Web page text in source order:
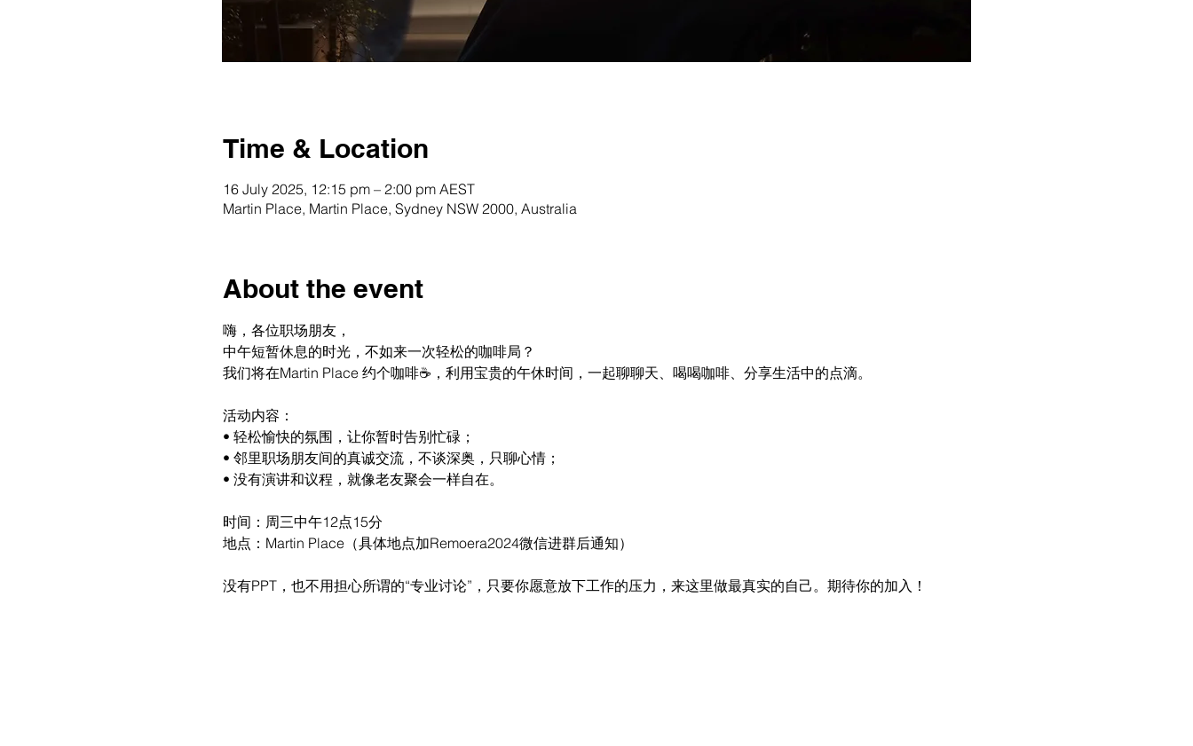
Time & Location
16 July 2025, 12:15 pm – 2:00 pm AEST
Martin Place, Martin Place, Sydney NSW 2000, Australia
About the event
嗨，各位职场朋友，
中午短暂休息的时光，不如来一次轻松的咖啡局？
我们将在Martin Place 约个咖啡☕️，利用宝贵的午休时间，一起聊聊天、喝喝咖啡、分享生活中的点滴。
活动内容：
• 轻松愉快的氛围，让你暂时告别忙碌；
• 邻里职场朋友间的真诚交流，不谈深奥，只聊心情；
• 没有演讲和议程，就像老友聚会一样自在。
时间：周三中午12点15分
地点：Martin Place（具体地点加Remoera2024微信进群后通知）
没有PPT，也不用担心所谓的“专业讨论”，只要你愿意放下工作的压力，来这里做最真实的自己。期待你的加入！